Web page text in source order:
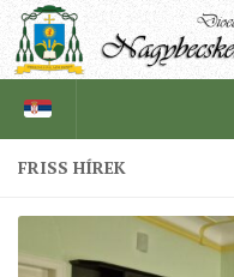
FRISS HÍREK